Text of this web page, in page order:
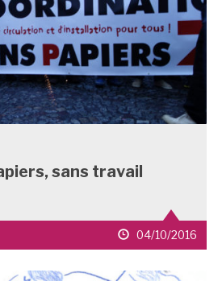
sans travail
date
de
04/10/2016